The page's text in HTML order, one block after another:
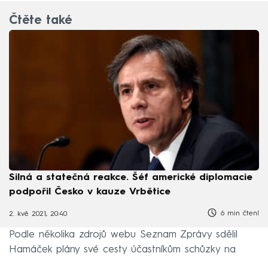
Čtěte také
Silná a statečná reakce. Šéf americké diplomacie
podpořil Česko v kauze Vrbětice
2. kvě 2021, 20:40 6 min čtení
Podle několika zdrojů webu Seznam Zprávy sdělil
Hamáček plány své cesty účastníkům schůzky na